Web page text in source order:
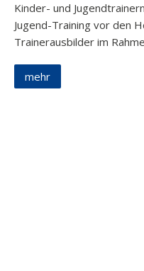
Kinder- und
Jugend-Training vor den
Trainerausbilder im
mehr